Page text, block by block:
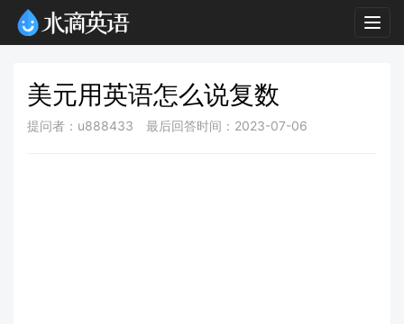
美元用英语怎么说复数
提问者：u888433 最后回答时间：2023-07-06